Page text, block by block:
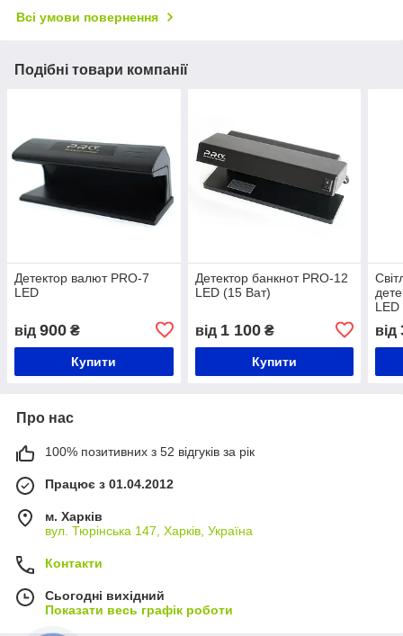
Всі умови повернення
Подібні товари компанії
Детектор валют PRO-7
LED
від 900 ₴
Купити
Детектор банкнот PRO-12
LED (15 Ват)
від 1 100₴
Купити
LED
від
Про нас
100% позитивних з 52 відгуків за рік
Працює з 01.04.2012
м. Харків
вул. Тюрінська 147, Харків, Україна
Контакти
Сьогодні вихідний
Показати весь графік роботи